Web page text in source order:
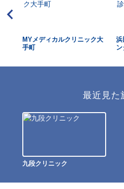
MYメディカルクリニック大
手町
浜
ン
最近見た
九段クリニック